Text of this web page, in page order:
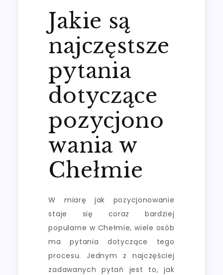
Jakie są
najczęstsze
pytania
dotyczące
pozycjono
wania w
Chełmie
W miarę jak pozycjonowanie
staje się coraz bardziej
popularne w Chełmie, wiele osób
ma pytania dotyczące tego
procesu. Jednym z najczęściej
zadawanych pytań jest to, jak